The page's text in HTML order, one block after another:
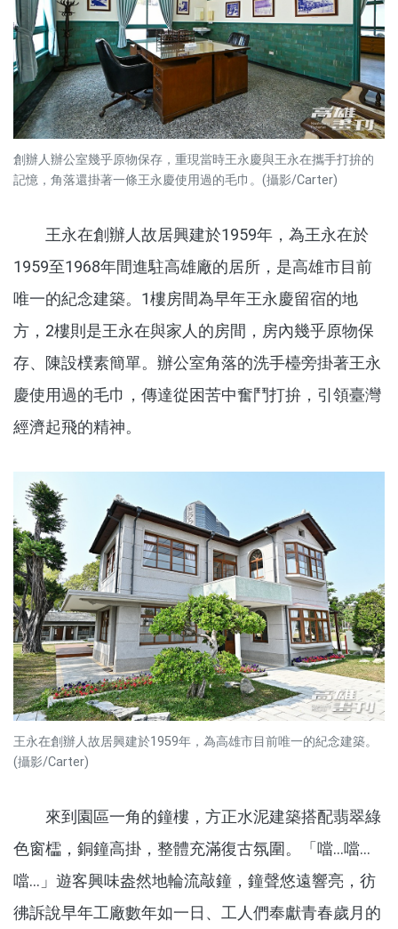
創辦人辦公室幾乎原物保存，重現當時王永慶與王永在攜手打拚的
記憶，角落還掛著一條王永慶使用過的毛巾。(攝影/Carter)
王永在創辦人故居興建於1959年，為王永在於
1959至1968年間進駐高雄廠的居所，是高雄市目前
唯一的紀念建築。1樓房間為早年王永慶留宿的地
方，2樓則是王永在與家人的房間，房內幾乎原物保
存、陳設樸素簡單。辦公室角落的洗手檯旁掛著王永
慶使用過的毛巾，傳達從困苦中奮鬥打拚，引領臺灣
經濟起飛的精神。
王永在創辦人故居興建於1959年，為高雄市目前唯一的紀念建築。
(攝影/Carter)
來到園區一角的鐘樓，方正水泥建築搭配翡翠綠
色窗櫺，銅鐘高掛，整體充滿復古氛圍。「噹…噹…
噹…」遊客興味盎然地輪流敲鐘，鐘聲悠遠響亮，彷
彿訴說早年工廠數年如一日、工人們奉獻青春歲月的